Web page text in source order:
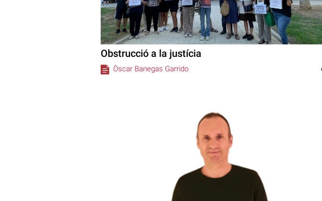
Obstrucció a la justícia
Òscar Banegas Garrido